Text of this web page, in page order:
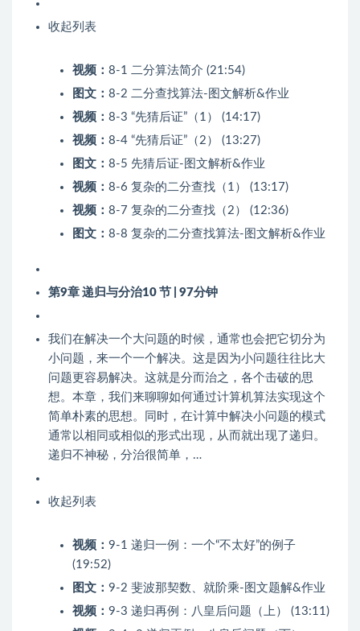
收起列表
视频： 8-1 二分算法简介 (21:54)
图文： 8-2 二分查找算法-图文解析&作业
视频： 8-3 “先猜后证”（1） (14:17)
视频： 8-4 “先猜后证”（2） (13:27)
图文： 8-5 先猜后证-图文解析&作业
视频： 8-6 复杂的二分查找（1） (13:17)
视频： 8-7 复杂的二分查找（2） (12:36)
图文： 8-8 复杂的二分查找算法-图文解析&作业
第9章 递归与分治10 节 | 97分钟
我们在解决一个大问题的时候，通常也会把它切分为
小问题，来一个一个解决。这是因为小问题往往比大
问题更容易解决。这就是分而治之，各个击破的思
想。本章，我们来聊聊如何通过计算机算法实现这个
简单朴素的思想。同时，在计算中解决小问题的模式
通常以相同或相似的形式出现，从而就出现了递归。
递归不神秘，分治很简单，…
收起列表
视频： 9-1 递归一例：一个“不太好”的例子
(19:52)
图文： 9-2 斐波那契数、就阶乘-图文题解&作业
视频： 9-3 递归再例：八皇后问题（上） (13:11)